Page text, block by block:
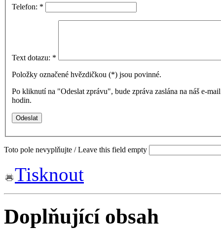
Telefon: *
Text dotazu: *
Položky označené hvězdičkou (*) jsou povinné.
Po kliknutí na "Odeslat zprávu", bude zpráva zaslána na náš e-
hodin.
Toto pole nevyplňujte / Leave this field empty
Tisknout
Doplňující obsah